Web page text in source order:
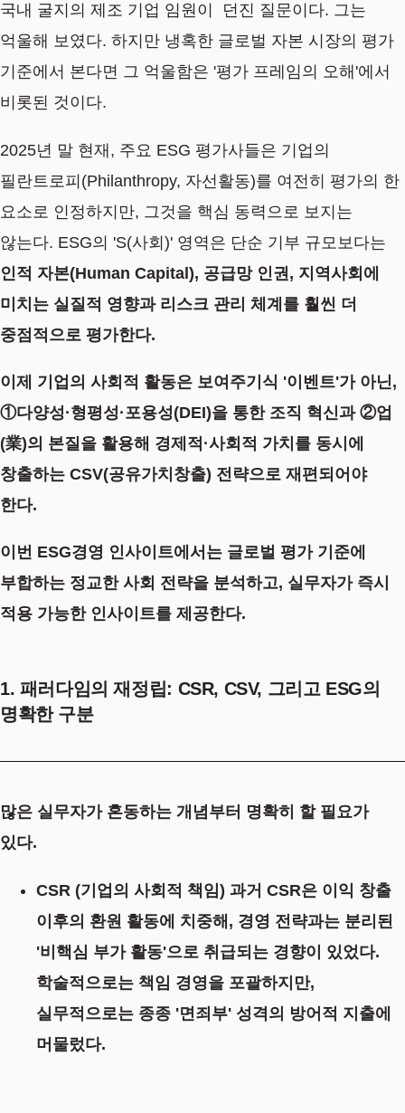
국내 굴지의 제조 기업 임원이 던진 질문이다. 그는
억울해 보였다. 하지만 냉혹한 글로벌 자본 시장의 평가
기준에서 본다면 그 억울함은 '평가 프레임의 오해'에서
비롯된 것이다.
2025년 말 현재, 주요 ESG 평가사들은 기업의
필란트로피(Philanthropy, 자선활동)를 여전히 평가의 한
요소로 인정하지만, 그것을 핵심 동력으로 보지는
않는다. ESG의 'S(사회)' 영역은 단순 기부 규모보다는
인적 자본(Human Capital), 공급망 인권, 지역사회에
미치는 실질적 영향과 리스크 관리 체계 를 훨씬 더
중점적으로 평가한다.
이제 기업의 사회적 활동은 보여주기식 '이벤트'가 아닌,
①다양성·형평성·포용성(DEI)을 통한 조직 혁신과 ②업
(業)의 본질을 활용해 경제적·사회적 가치를 동시에
창출하는 CSV(공유가치창출) 전략으로 재편되어야
한다.
이번 ESG경영 인사이트에서는 글로벌 평가 기준에
부합하는 정교한 사회 전략을 분석하고, 실무자가 즉시
적용 가능한 인사이트를 제공한다.
1. 패러다임의 재정립: CSR, CSV, 그리고 ESG의
명확한 구분
많은 실무자가 혼동하는 개념부터 명확히 할 필요가
있다.
CSR (기업의 사회적 책임) 과거 CSR은 이익 창출
이후의 환원 활동에 치중해, 경영 전략과는 분리된
'비핵심 부가 활동'으로 취급되는 경향이 있었다.
학술적으로는 책임 경영을 포괄하지만,
실무적으로는 종종 '면죄부' 성격의 방어적 지출에
머물렀다.